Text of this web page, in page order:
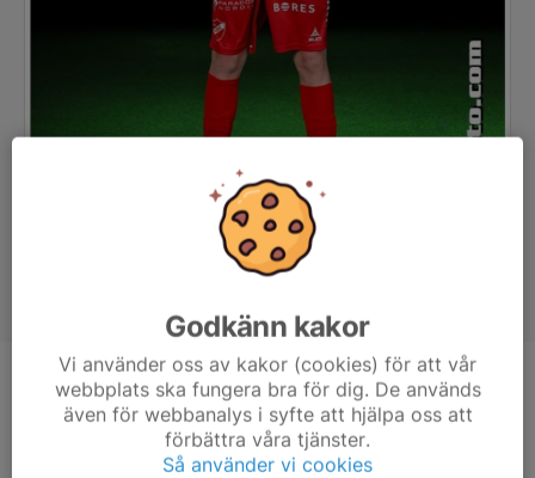
Position
-
13 år
Godkänn kakor
Vi använder oss av kakor (cookies) för att vår
webbplats ska fungera bra för dig. De används
även för webbanalys i syfte att hjälpa oss att
förbättra våra tjänster.
Så använder vi cookies